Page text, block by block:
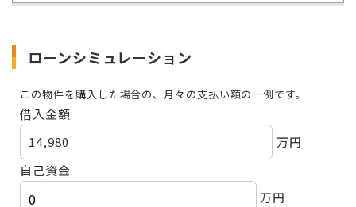
ローンシミュレーション
この物件を購入した場合の、月々の支払い額の一例です。
借入金額
14,980
万円
自己資金
万円